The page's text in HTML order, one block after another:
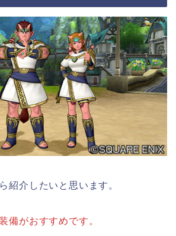
紹介したいと思います。
備がおすすめです。